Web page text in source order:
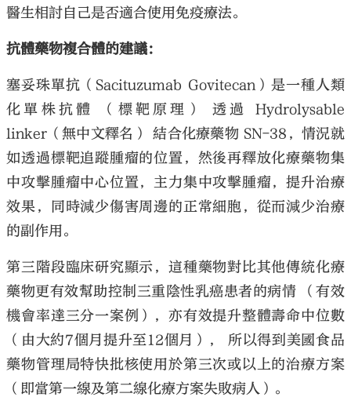
醫生相討自己是否適合使用免疫療法。
抗體藥物複合體的建議：
塞妥珠單抗（Sacituzumab Govitecan）是一種人類
化單株抗體 （標靶原理） 透過 Hydrolysable
linker（無中文釋名） 結合化療藥物 SN-38，情況就
如透過標靶追蹤腫瘤的位置，然後再釋放化療藥物集
中攻擊腫瘤中心位置，主力集中攻擊腫瘤，提升治療
效果，同時減少傷害周邊的正常細胞，從而減少治療
的副作用。
第三階段臨床研究顯示，這種藥物對比其他傳統化療
藥物更有效幫助控制三重陰性乳癌患者的病情 （有效
機會率達三分一案例），亦有效提升整體壽命中位數
（由大約7個月提升至12個月）， 所以得到美國食品
藥物管理局特快批核使用於第三次或以上的治療方案
（即當第一線及第二線化療方案失敗病人）。